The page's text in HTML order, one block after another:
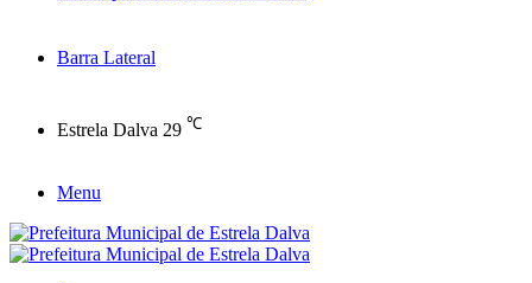
Barra Lateral
Estrela Dalva 29 ℃
Menu